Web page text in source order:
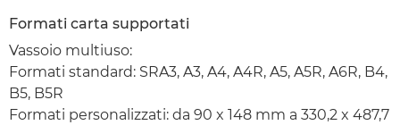
Formati carta supportati
Vassoio multiuso:
Formati standard: SRA3, A3, A4, A4R, A5, A5R, A6R, B4,
B5, B5R
Formati personalizzati: da 90 x 148 mm a 330,2 x 487,7